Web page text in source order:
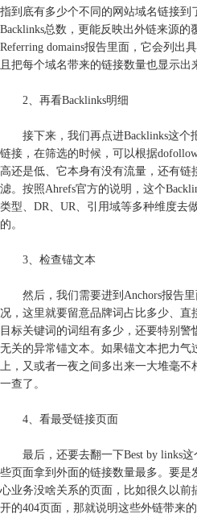
指到底有多少个不同的网站域名链接到
Backlinks总数，更能反映出外链来源的
Referring domains报告里面，它会列出
且把每个域名带来的链接数量也显示出
2、再看Backlinks明细
接下来，我们再点进Backlinks这个
链接，在筛选的时候，可以根据
高还是低、它本身有没有流量，还有链
滤。按照Ahrefs官方的说明，这个
类型、DR、UR、引用域等多种维度去
的。
3、检查锚文本
然后，我们需要进到Anchors报告里
况，这里就要留意品牌词占比多少、
目标关键词的词组有多少，还要特别
无关的异常锚文本。如果锚文本把力气
上，又或者一夜之间多出来一大堆毫
一查了。
4、看最受链接页面
最后，还要去翻一下Best by links这
些页面拿到外面的链接数量最多。要
心业务没啥关系的页面，比如很久以前
开的404页面，那就说明这些外链带来